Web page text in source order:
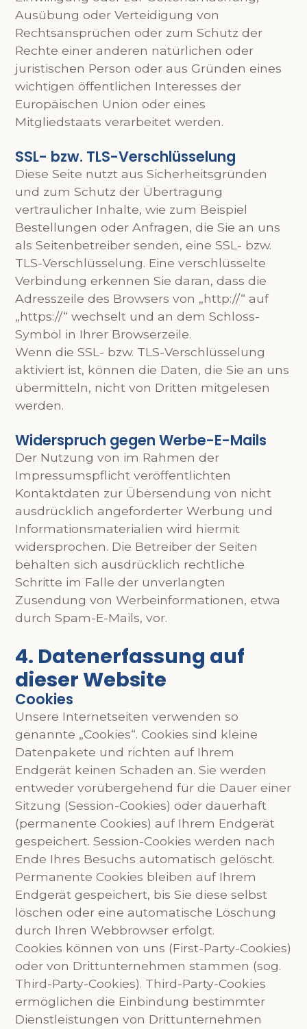
Ausübung oder Verteidigung von
Rechtsansprüchen oder zum Schutz der
Rechte einer anderen natürlichen oder
juristischen Person oder aus Gründen eines
wichtigen öffentlichen Interesses der
Europäischen Union oder eines
Mitgliedstaats verarbeitet werden.
SSL- bzw. TLS-Verschlüsselung
Diese Seite nutzt aus Sicherheitsgründen
und zum Schutz der Übertragung
vertraulicher Inhalte, wie zum Beispiel
Bestellungen oder Anfragen, die Sie an uns
als Seitenbetreiber senden, eine SSL- bzw.
TLS-Verschlüsselung. Eine verschlüsselte
Verbindung erkennen Sie daran, dass die
Adresszeile des Browsers von „http://“ auf
„https://“ wechselt und an dem Schloss-
Symbol in Ihrer Browserzeile.
Wenn die SSL- bzw. TLS-Verschlüsselung
aktiviert ist, können die Daten, die Sie an uns
übermitteln, nicht von Dritten mitgelesen
werden.
Widerspruch gegen Werbe-E-Mails
Der Nutzung von im Rahmen der
Impressumspflicht veröffentlichten
Kontaktdaten zur Übersendung von nicht
ausdrücklich angeforderter Werbung und
Informationsmaterialien wird hiermit
widersprochen. Die Betreiber der Seiten
behalten sich ausdrücklich rechtliche
Schritte im Falle der unverlangten
Zusendung von Werbeinformationen, etwa
durch Spam-E-Mails, vor.
4. Datenerfassung auf
dieser Website
Cookies
Unsere Internetseiten verwenden so
genannte „Cookies“. Cookies sind kleine
Datenpakete und richten auf Ihrem
Endgerät keinen Schaden an. Sie werden
entweder vorübergehend für die Dauer einer
Sitzung (Session-Cookies) oder dauerhaft
(permanente Cookies) auf Ihrem Endgerät
gespeichert. Session-Cookies werden nach
Ende Ihres Besuchs automatisch gelöscht.
Permanente Cookies bleiben auf Ihrem
Endgerät gespeichert, bis Sie diese selbst
löschen oder eine automatische Löschung
durch Ihren Webbrowser erfolgt.
Cookies können von uns (First-Party-Cookies)
oder von Drittunternehmen stammen (sog.
Third-Party-Cookies). Third-Party-Cookies
ermöglichen die Einbindung bestimmter
Dienstleistungen von Drittunternehmen